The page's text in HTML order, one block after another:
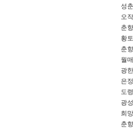
성
오
춘
황
춘
월
광
은
도
광
희
춘